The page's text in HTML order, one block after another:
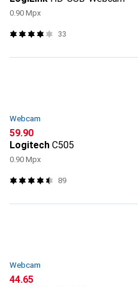
0.90 Mpx
33
Webcam
CHF
59.90
Logitech C505
0.90 Mpx
89
Webcam
CHF
44.65